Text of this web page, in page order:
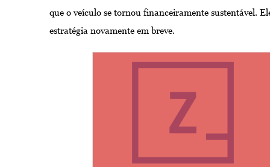
que o veículo se tornou financeiramente sustentável.
estratégia novamente em breve.